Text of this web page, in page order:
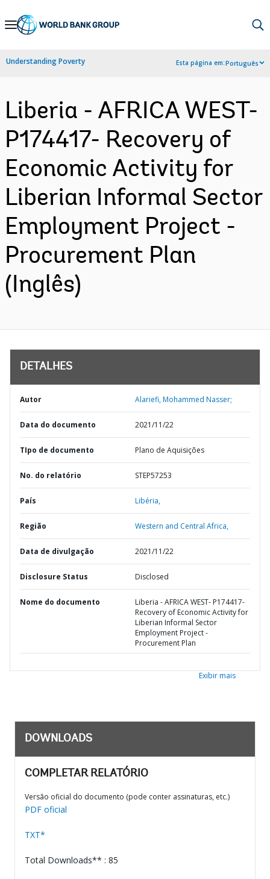
Skip
Navigation
Understanding Poverty Esta página em:Português
Liberia - AFRICA WEST-
P174417- Recovery of
Economic Activity for
Liberian Informal Sector
Employment Project -
Procurement Plan
(Inglês)
DETALHES
Autor Alariefi, Mohammed Nasser;
Data do documento 2021/11/22
TIpo de documento Plano de Aquisições
No. do relatório STEP57253
País Libéria,
Região Western and Central Africa,
Data de divulgação 2021/11/22
Disclosure Status Disclosed
Nome do documento
Liberia - AFRICA WEST- P174417-
Recovery of Economic Activity for
Liberian Informal Sector
Employment Project -
Procurement Plan
Exibir mais
DOWNLOADS
COMPLETAR RELATÓRIO
Versão oficial do documento (pode conter assinaturas, etc.)
PDF oficial
TXT*
Total Downloads** : 85